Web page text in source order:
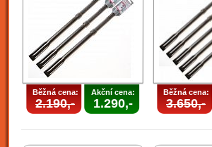
Běžná cena:
2.190,-
Akční cena:
1.290,-
Běžná cena:
3.650,-